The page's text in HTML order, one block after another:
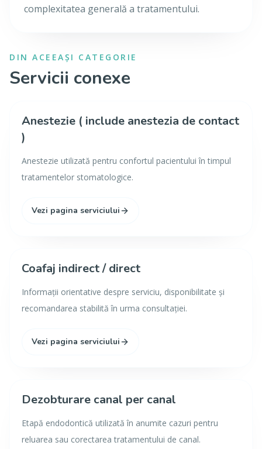
complexitatea generală a tratamentului.
DIN ACEEAȘI CATEGORIE
Servicii conexe
Anestezie ( include anestezia de contact
)
Anestezie utilizată pentru confortul pacientului în timpul
tratamentelor stomatologice.
Vezi pagina serviciului
Coafaj indirect / direct
Informații orientative despre serviciu, disponibilitate și
recomandarea stabilită în urma consultației.
Vezi pagina serviciului
Dezobturare canal per canal
Etapă endodontică utilizată în anumite cazuri pentru
reluarea sau corectarea tratamentului de canal.